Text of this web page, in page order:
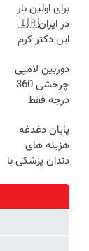
برای اولین بار
در ایران🇮🇷
این دکتر کرم
روزه ساخت!
دوربین لامپی
چرخشی 360
درجه فقط
🔥 پرداخت
درب منزل
پایان دغدغه
هزینه های
دندان پزشکی با